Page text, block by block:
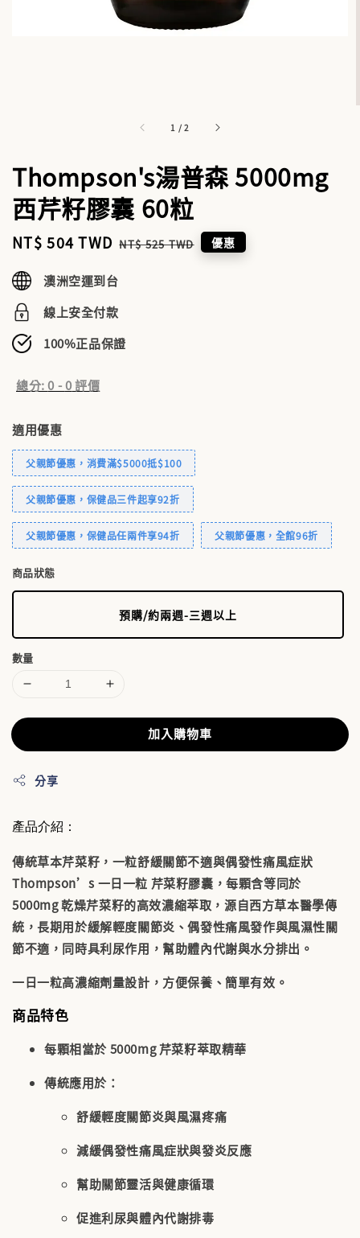
1 /2
Thompson's湯普森 5000mg
西芹籽膠囊 60粒
Sale
NT$ 504 TWD Regular
NT$ 525 TWD 優惠
澳洲空運到台
線上安全付款
100%正品保證
總分:0 -0評價
適用優惠
父親節優惠，消費滿$5000抵$100
父親節優惠，保健品三件起享92折
父親節優惠，保健品任兩件享94折 父親節優惠，全館96折
商品狀態
預購/約兩週-三週以上
數量
加入購物車
分享
產品介紹：
傳統草本芹菜籽，一粒舒緩關節不適與偶發性痛風症狀
Thompson’s 一日一粒 芹菜籽膠囊，每顆含等同於
5000mg 乾燥芹菜籽的高效濃縮萃取，源自西方草本醫學傳
統，長期用於緩解輕度關節炎、偶發性痛風發作與風濕性關
節不適 ，同時具利尿作用，幫助體內代謝與水分排出。
一日一粒高濃縮劑量設計，方便保養、簡單有效。
商品特色
每顆相當於5000mg 芹菜籽萃取精華
傳統應用於：
舒緩輕度關節炎與風濕疼痛
減緩偶發性痛風症狀與發炎反應
幫助關節靈活與健康循環
促進利尿與體內代謝排毒